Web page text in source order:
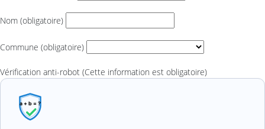
Nom (obligatoire)
Commune (obligatoire)
Vérification anti-robot (Cette information est obligatoire)